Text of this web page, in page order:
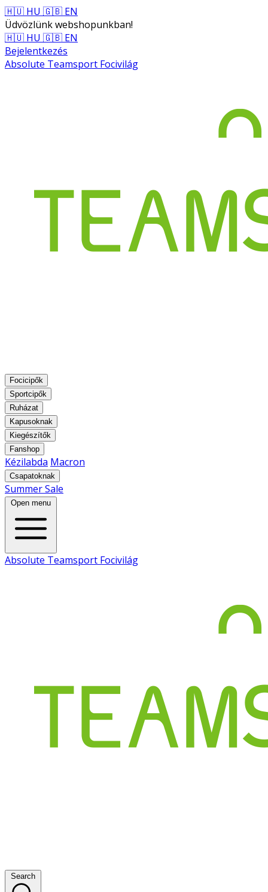
🇭🇺 HU 🇬🇧 EN
Üdvözlünk webshopunkban!
🇭🇺 HU 🇬🇧 EN
Bejelentkezés
Absolute Teamsport Focivilág
Focicipők
Sportcipők
Ruházat
Kapusoknak
Kiegészítők
Fanshop
Kézilabda Macron
Csapatoknak
Summer Sale
Open menu
Absolute Teamsport Focivilág
Search